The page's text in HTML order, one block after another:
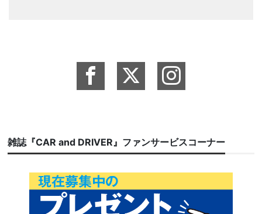
雑誌『CAR and DRIVER』ファンサービスコーナー